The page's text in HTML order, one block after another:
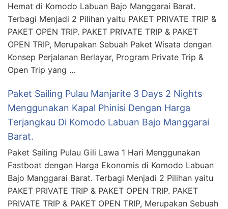
Hemat di Komodo Labuan Bajo Manggarai Barat.
Terbagi Menjadi 2 Pilihan yaitu PAKET PRIVATE TRIP &
PAKET OPEN TRIP. PAKET PRIVATE TRIP & PAKET
OPEN TRIP, Merupakan Sebuah Paket Wisata dengan
Konsep Perjalanan Berlayar, Program Private Trip &
Open Trip yang …
Paket Sailing Pulau Manjarite 3 Days 2 Nights
Menggunakan Kapal Phinisi Dengan Harga
Terjangkau Di Komodo Labuan Bajo Manggarai
Barat.
Paket Sailing Pulau Gili Lawa 1 Hari Menggunakan
Fastboat dengan Harga Ekonomis di Komodo Labuan
Bajo Manggarai Barat. Terbagi Menjadi 2 Pilihan yaitu
PAKET PRIVATE TRIP & PAKET OPEN TRIP. PAKET
PRIVATE TRIP & PAKET OPEN TRIP, Merupakan Sebuah